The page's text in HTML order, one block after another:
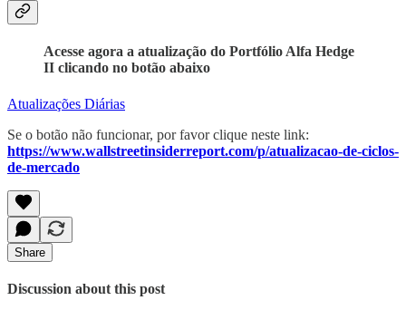
Acesse agora a atualização do Portfólio Alfa Hedge
II clicando no botão abaixo
Atualizações Diárias
Se o botão não funcionar, por favor clique neste link:
https://www.wallstreetinsiderreport.com/p/atualizacao-de-ciclos-
de-mercado
Share
Discussion about this post